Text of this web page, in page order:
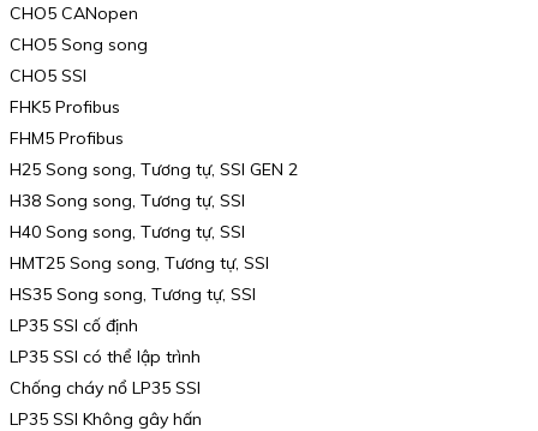
CHO5 CANopen
CHO5 Song song
CHO5 SSI
FHK5 Profibus
FHM5 Profibus
H25 Song song, Tương tự, SSI GEN 2
H38 Song song, Tương tự, SSI
H40 Song song, Tương tự, SSI
HMT25 Song song, Tương tự, SSI
HS35 Song song, Tương tự, SSI
LP35 SSI cố định
LP35 SSI có thể lập trình
Chống cháy nổ LP35 SSI
LP35 SSI Không gây hấn